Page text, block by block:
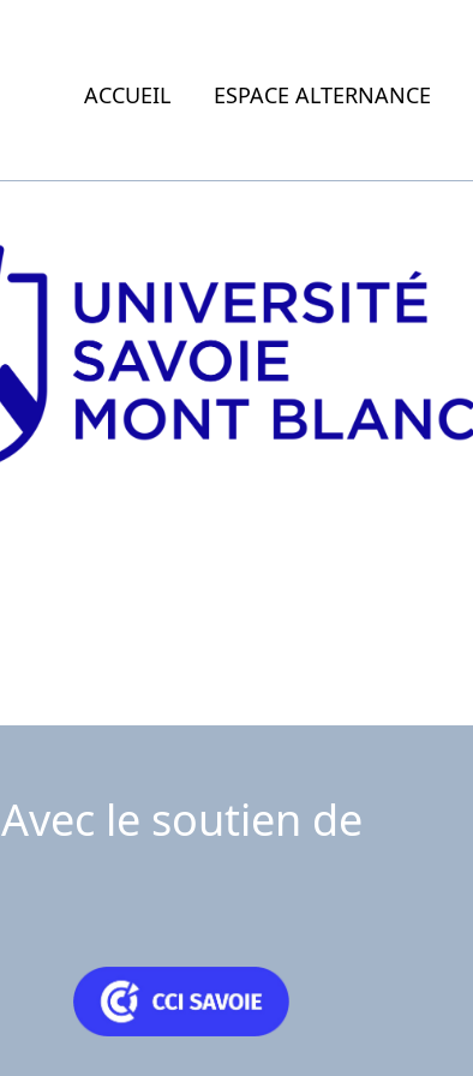
ACCUEIL ESPACE ALTERNANCE
Avec le soutien de